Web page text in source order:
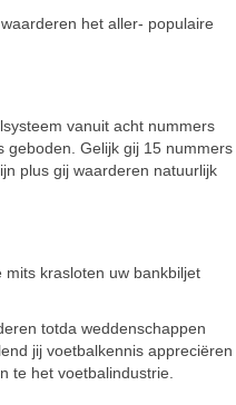
het aller- populaire
vanuit acht nummers
geboden. Gelijk gij 15 nummers
plus gij waarderen natuurlijk
krasloten uw bankbiljet
totda weddenschappen
jij voetbalkennis appreciëren
te het voetbalindustrie.